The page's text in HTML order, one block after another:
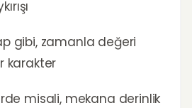
gibi, zamanla değeri
karakter
misali, mekana derinlik